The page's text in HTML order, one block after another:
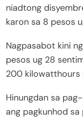
niadtong
karon sa 8 pesos
Nagpasabot kini
pesos ug 28
200 kilowatthours
Hinungdan sa
ang pagkunhod